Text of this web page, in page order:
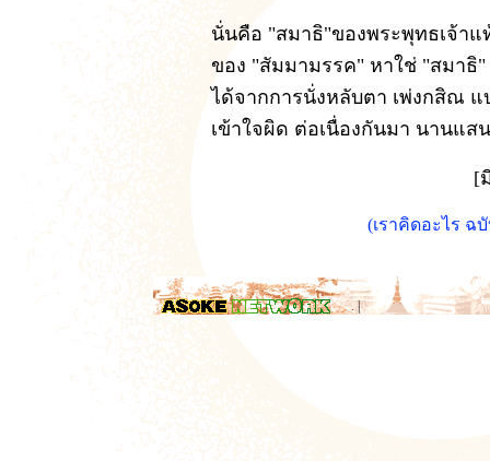
นั่นคือ "สมาธิ"ของพระพุทธเจ้า
ของ "สัมมามรรค" หาใช่ "สมาธิ
ได้จากการนั่งหลับตา เพ่งกสิณ
เข้าใจผิด ต่อเนื่องกันมา นานแส
[
(เราคิดอะไร
.|